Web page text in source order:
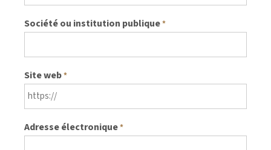
Société ou institution publique*
Site web*
Adresse électronique*